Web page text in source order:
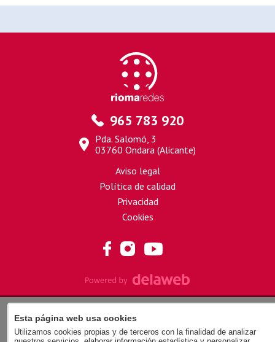
965 783 920
Pda. Salomó, 3
03760 Ondara (Alicante)
Aviso legal
Política de calidad
Privacidad
Cookies
Esta página web usa cookies
Utilizamos cookies propias y de terceros con la finalidad de analizar